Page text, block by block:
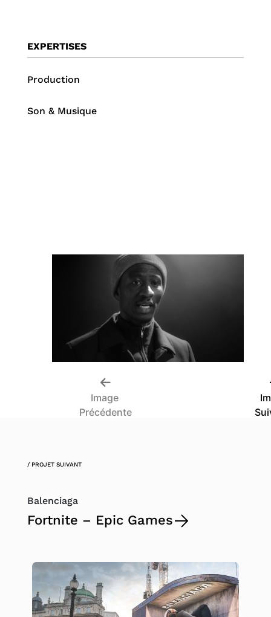
EXPERTISES
Production
Son & Musique
Image
Précédente
/ PROJET SUIVANT
Balenciaga
Fortnite – Epic Games